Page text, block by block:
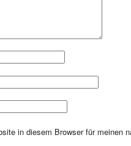
in diesem Browser für meinen